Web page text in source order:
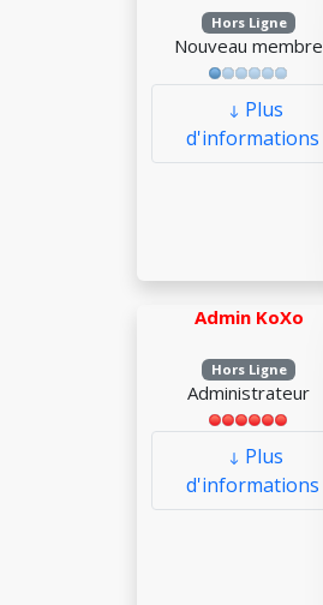
Hors Ligne
Nouveau membre
Plus
d'informations
Admin KoXo
Hors Ligne
Administrateur
Plus
d'informations